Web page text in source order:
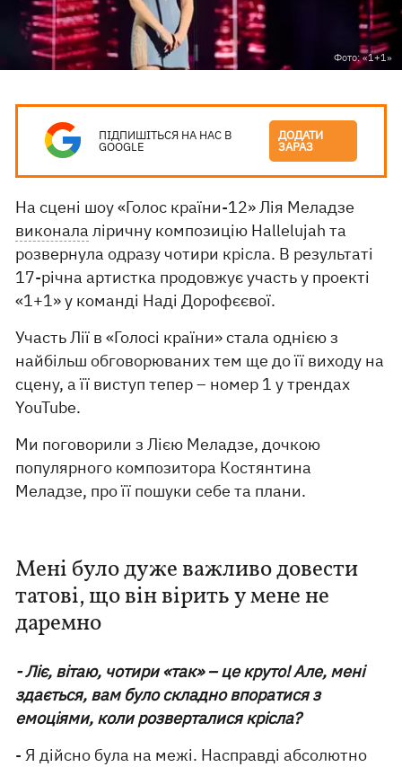
Фото: «1+1»
ПІДПИШІТЬСЯ НА НАС В
GOOGLE
ДОДАТИ
ЗАРАЗ
На сцені шоу «Голос країни-12» Лія Меладзе
виконала ліричну композицію Hallelujah та
розвернула одразу чотири крісла. В результаті
17-річна артистка продовжує участь у проекті
«1+1» у команді Наді Дорофєєвої.
Участь Лії в «Голосі країни» стала однією з
найбільш обговорюваних тем ще до її виходу на
сцену, а її виступ тепер – номер 1 у трендах
YouTube.
Ми поговорили з Лією Меладзе, дочкою
популярного композитора Костянтина
Меладзе, про її пошуки себе та плани.
Мені було дуже важливо довести
татові, що він вірить у мене не
даремно
- Ліє, вітаю, чотири «так» – це круто! Але, мені
здається, вам було складно впоратися з
емоціями, коли розверталися крісла?
- Я дійсно була на межі. Насправді абсолютно